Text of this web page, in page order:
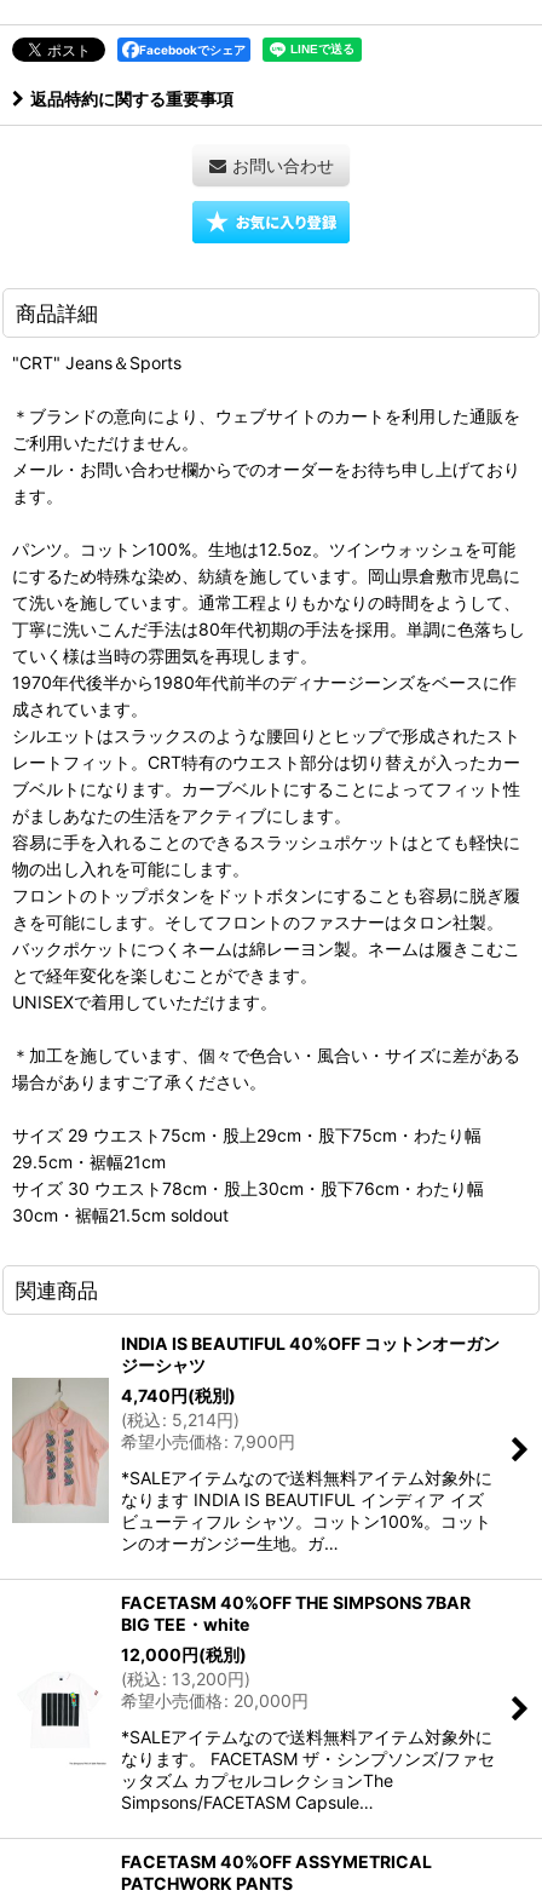
Facebookでシェア
返品特約に関する重要事項
お問い合わせ
商品詳細
"CRT" Jeans＆Sports
＊ブランドの意向により、ウェブサイトのカートを利用した通販を
ご利用いただけません。
メール・お問い合わせ欄からでのオーダーをお待ち申し上げており
ます。
パンツ。コットン100%。生地は12.5oz。ツインウォッシュを可能
にするため特殊な染め、紡績を施しています。岡山県倉敷市児島に
て洗いを施しています。通常工程よりもかなりの時間をようして、
丁寧に洗いこんだ手法は80年代初期の手法を採用。単調に色落ちし
ていく様は当時の雰囲気を再現します。
1970年代後半から1980年代前半のディナージーンズをベースに作
成されています。
シルエットはスラックスのような腰回りとヒップで形成されたスト
レートフィット。CRT特有のウエスト部分は切り替えが入ったカー
ブベルトになります。カーブベルトにすることによってフィット性
がましあなたの生活をアクティブにします。
容易に手を入れることのできるスラッシュポケットはとても軽快に
物の出し入れを可能にします。
フロントのトップボタンをドットボタンにすることも容易に脱ぎ履
きを可能にします。そしてフロントのファスナーはタロン社製。
バックポケットにつくネームは綿レーヨン製。ネームは履きこむこ
とで経年変化を楽しむことができます。
UNISEXで着用していただけます。
＊加工を施しています、個々で色合い・風合い・サイズに差がある
場合がありますご了承ください。
サイズ 29 ウエスト75cm・股上29cm・股下75cm・わたり幅
29.5cm・裾幅21cm
サイズ 30 ウエスト78cm・股上30cm・股下76cm・わたり幅
30cm・裾幅21.5cm soldout
関連商品
INDIA IS BEAUTIFUL 40%OFF コットンオーガン
ジーシャツ
4,740円(税別)
(税込: 5,214円)
希望小売価格: 7,900円
*SALEアイテムなので送料無料アイテム対象外に
なります INDIA IS BEAUTIFUL インディア イズ
ビューティフル シャツ。コットン100%。コット
ンのオーガンジー生地。ガ…
FACETASM 40%OFF THE SIMPSONS 7BAR
BIG TEE・white
12,000円(税別)
(税込: 13,200円)
希望小売価格: 20,000円
*SALEアイテムなので送料無料アイテム対象外に
なります。 FACETASM ザ・シンプソンズ/ファセ
ッタズム カプセルコレクションThe
Simpsons/FACETASM Capsule…
FACETASM 40%OFF ASSYMETRICAL
PATCHWORK PANTS